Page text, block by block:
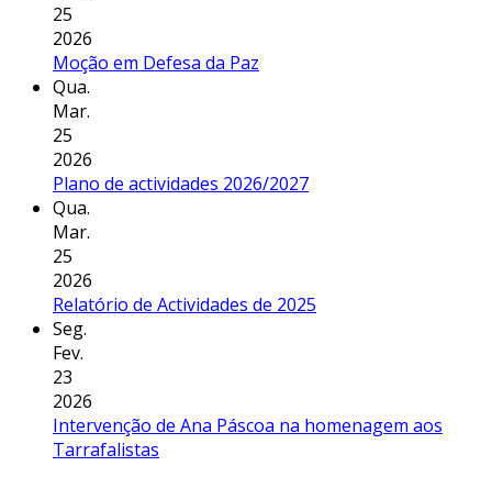
25
2026
Moção em Defesa da Paz
Qua.
Mar.
25
2026
Plano de actividades 2026/2027
Qua.
Mar.
25
2026
Relatório de Actividades de 2025
Seg.
Fev.
23
2026
Intervenção de Ana Páscoa na homenagem aos
Tarrafalistas